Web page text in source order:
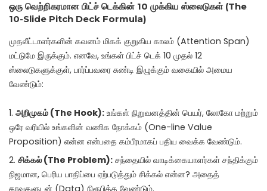
ஒரு வெற்றிகரமான பிட்ச் டெக்கின் 10 முக்கிய ஸ்லைடுகள் (The
10-Slide Pitch Deck Formula)
முதலீட்டாளர்களின் கவனம் மிகக் குறுகிய காலம் (Attention Span)
மட்டுமே இருக்கும். எனவே, உங்கள் பிட்ச் டெக் 10 முதல் 12
ஸ்லைடுகளுக்குள், பார்ப்பவரை சுண்டி இழுக்கும் வகையில் அமைய
வேண்டும்:
அறிமுகம் (The Hook): உங்கள் நிறுவனத்தின் பெயர், லோகோ மற்றும்
ஒரே வரியில் உங்களின் வணிக நோக்கம் (One-line Value
Proposition) என்ன என்பதை கம்பீரமாகப் பதிய வைக்க வேண்டும்.
சிக்கல் (The Problem): சந்தையில் வாடிக்கையாளர்கள் சந்திக்கும்
நிஜமான, பெரிய பாதிப்பை ஏற்படுத்தும் சிக்கல் என்ன? அதைத்
தரவுகளுடன் (Data) நிரூபிக்க வேண்டும்.